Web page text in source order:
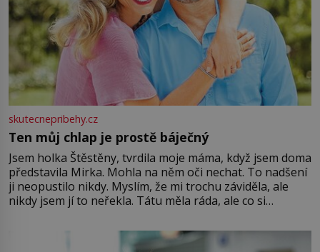
skutecnepribehy.cz
Ten můj chlap je prostě báječný
Jsem holka Štěstěny, tvrdila moje máma, když jsem doma
představila Mirka. Mohla na něm oči nechat. To nadšení
ji neopustilo nikdy. Myslím, že mi trochu záviděla, ale
nikdy jsem jí to neřekla. Tátu měla ráda, ale co si
Jsme spolu moc rádi Tehdy byla jiná doba, když